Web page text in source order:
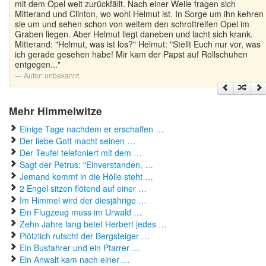
mit dem Opel weit zurückfällt. Nach einer Weile fragen sich
Mitterand und Clinton, wo wohl Helmut ist. In Sorge um ihn kehren
sie um und sehen schon von weitem den schrottreifen Opel im
Graben liegen. Aber Helmut liegt daneben und lacht sich krank.
Mitterand: "Helmut, was ist los?" Helmut: "Stellt Euch nur vor, was
ich gerade gesehen habe! Mir kam der Papst auf Rollschuhen
entgegen..."
Autor:unbekannt
Mehr Himmelwitze
Einige Tage nachdem er erschaffen …
Der liebe Gott macht seinen …
Der Teufel telefoniert mit dem …
Sagt der Petrus: "Einverstanden, …
Jemand kommt in die Hölle steht …
2 Engel sitzen flötend auf einer …
Im Himmel wird der diesjährige …
Ein Flugzeug muss im Urwald …
Zehn Jahre lang betet Herbert jedes …
Plötzlich rutscht der Bergsteiger …
Ein Busfahrer und ein Pfarrer …
Ein Anwalt kam nach einer …